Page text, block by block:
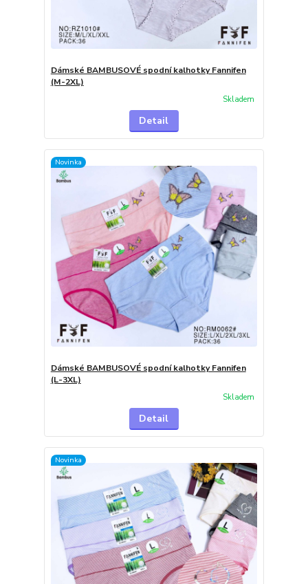
Dámské BAMBUSOVÉ spodní kalhotky Fannifen
(M-2XL)
Skladem
Detail
Novinka
Dámské BAMBUSOVÉ spodní kalhotky Fannifen
(L-3XL)
Skladem
Detail
Novinka